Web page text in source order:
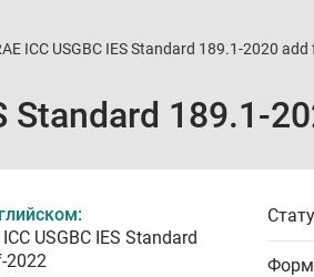
ICC USGBC IES Standard 189.1-2020 add
Standard 189.1-
USGBC IES Standard
2022